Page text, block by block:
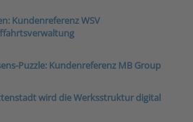
Kundenreferenz WSV
Puzzle: Kundenreferenz MB Group
wird die Werksstruktur digital